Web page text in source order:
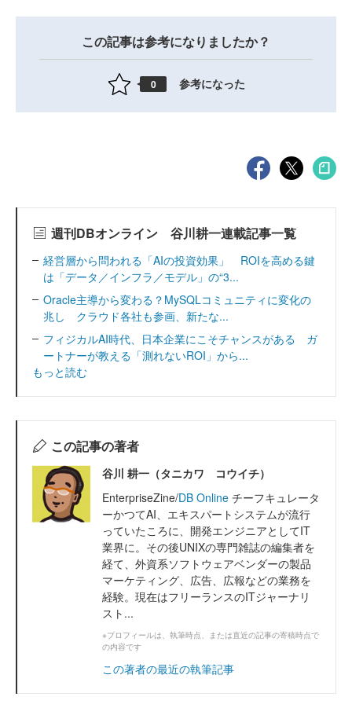
この記事は参考になりましたか？
0 参考になった
週刊DBオンライン 谷川耕一連載記事一覧
経営層から問われる「AIの投資効果」 ROIを高める鍵
は「データ／インフラ／モデル」の“3...
Oracle主導から変わる？MySQLコミュニティに変化の
兆し クラウド各社も参画、新たな...
フィジカルAI時代、日本企業にこそチャンスがある ガ
ートナーが教える「測れないROI」から...
もっと読む
この記事の著者
谷川 耕一（タニカワ コウイチ）
EnterpriseZine/DB Online チーフキュレータ
ーかつてAI、エキスパートシステムが流行
っていたころに、開発エンジニアとしてIT
業界に。その後UNIXの専門雑誌の編集者を
経て、外資系ソフトウェアベンダーの製品
マーケティング、広告、広報などの業務を
経験。現在はフリーランスのITジャーナリ
スト...
※プロフィールは、執筆時点、または直近の記事の寄稿時点で
の内容です
この著者の最近の執筆記事